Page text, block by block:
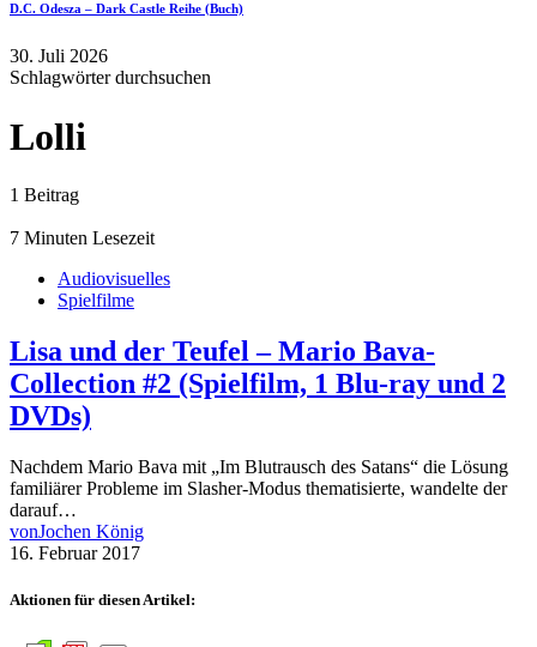
D.C. Odesza – Dark Castle Reihe (Buch)
30. Juli 2026
Schlagwörter durchsuchen
Lolli
1 Beitrag
7 Minuten Lesezeit
Audiovisuelles
Spielfilme
Lisa und der Teufel – Mario Bava-
Collection #2 (Spielfilm, 1 Blu-ray und 2
DVDs)
Nachdem Mario Bava mit „Im Blutrausch des Satans“ die Lösung
familiärer Probleme im Slasher-Modus thematisierte, wandelte der
darauf…
vonJochen König
16. Februar 2017
Aktionen für diesen Artikel: